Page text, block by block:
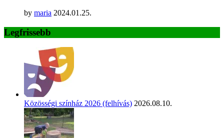
by maria 2024.01.25.
Legfrissebb
Közösségi színház 2026 (felhívás) 2026.08.10.